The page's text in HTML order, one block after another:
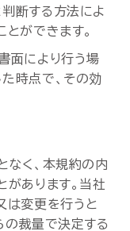
断する方法によ
ができます。
面により行う場
時点で、その効
なく、本規約の内
があります。当社
は変更を行うと
の裁量で決定する